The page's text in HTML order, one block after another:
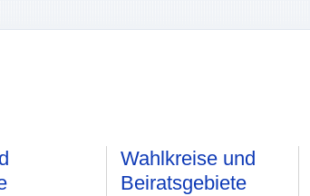
Wahlkreise und
Beiratsgebiete